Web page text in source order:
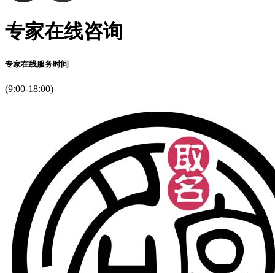
专家在线咨询
专家在线服务时间
(9:00-18:00)